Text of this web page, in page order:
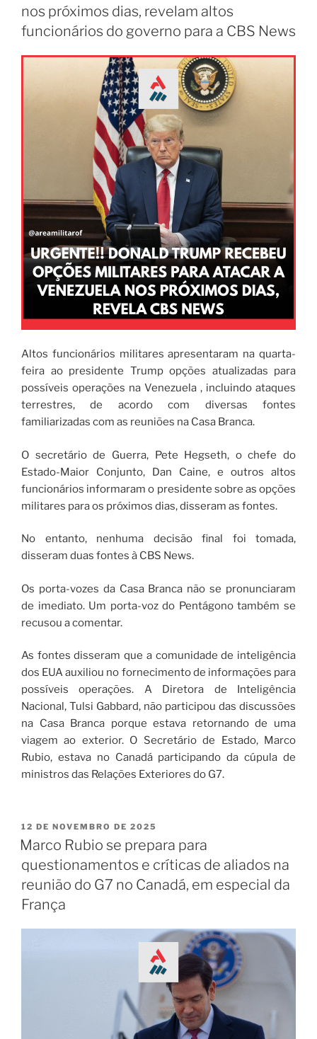
nos próximos dias, revelam altos
funcionários do governo para a CBS News
Altos funcionários militares apresentaram na quarta-
feira ao presidente Trump opções atualizadas para
possíveis operações na Venezuela , incluindo ataques
terrestres, de acordo com diversas fontes
familiarizadas com as reuniões na Casa Branca.
O secretário de Guerra, Pete Hegseth, o chefe do
Estado-Maior Conjunto, Dan Caine, e outros altos
funcionários informaram o presidente sobre as opções
militares para os próximos dias, disseram as fontes.
No entanto, nenhuma decisão final foi tomada,
disseram duas fontes à CBS News.
Os porta-vozes da Casa Branca não se pronunciaram
de imediato. Um porta-voz do Pentágono também se
recusou a comentar.
As fontes disseram que a comunidade de inteligência
dos EUA auxiliou no fornecimento de informações para
possíveis operações. A Diretora de Inteligência
Nacional, Tulsi Gabbard, não participou das discussões
na Casa Branca porque estava retornando de uma
viagem ao exterior. O Secretário de Estado, Marco
Rubio, estava no Canadá participando da cúpula de
ministros das Relações Exteriores do G7.
12 DE NOVEMBRO DE 2025
Marco Rubio se prepara para
questionamentos e críticas de aliados na
reunião do G7 no Canadá, em especial da
França